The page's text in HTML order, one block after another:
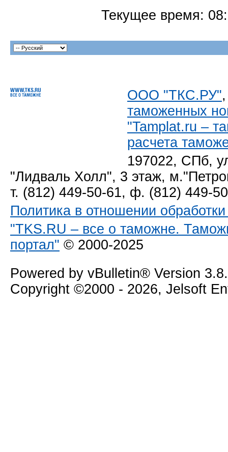
Текущее время:
ООО "ТКС.РУ"
таможенных
"Tamplat.ru –
расчета
197022, СПб,
"Лидваль Холл", 3 этаж,
т. (812) 449-50-61, ф. (812) 449-
Политика в отношении
"TKS.RU – все о таможне.
портал" © 2000-2025
Powered by vBulletin® Version
Copyright ©2000 - 2026, Jelsoft